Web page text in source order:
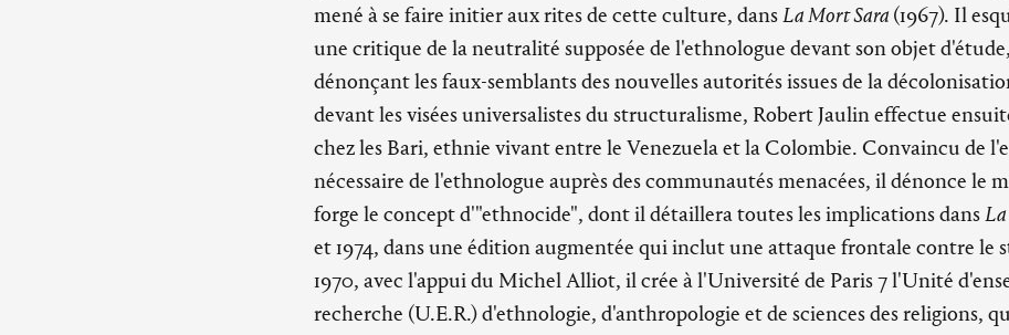
mené à se faire initier aux rites de cette culture, dansLa Mort Sara(1967). Il
une critique de la neutralité supposée de l'ethnologue devant son objet
dénonçant les faux-semblants des nouvelles autorités issues de la
devant les visées universalistes du structuralisme, Robert Jaulin effectue
chez les Bari, ethnie vivant entre le Venezuela et la Colombie. Convaincu de
nécessaire de l'ethnologue auprès des communautés menacées, il dénonce le
forge le concept d'"ethnocide", dont il détaillera toutes les implications dansLa
et 1974, dans une édition augmentée qui inclut une attaque frontale contre le
1970, avec l'appui du Michel Alliot, il crée à l'Université de Paris 7 l'Unité
recherche (U.E.R.) d'ethnologie, d'anthropologie et de sciences des religions,